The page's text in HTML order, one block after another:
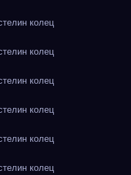
колец
колец
колец
колец
колец
колец